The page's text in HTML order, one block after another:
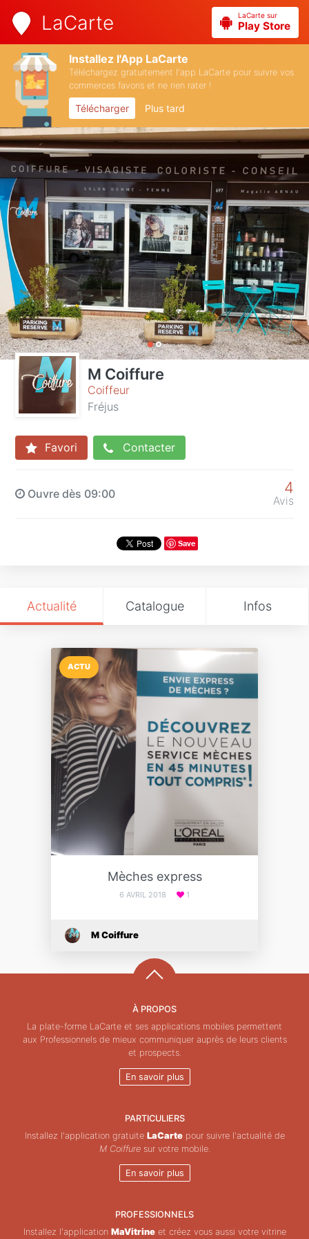
LaCarte LaCarte sur
Play Store
Installez l'App LaCarte
Téléchargez gratuitement l'app LaCarte pour suivre vos
commerces favoris et ne rien rater !
Télécharger Plus tard
M Coiffure
Coiffeur
Fréjus
Favori Contacter
Ouvre dès 09:00 4
Avis
Save
Actualité Catalogue Infos
ACTU
Mèches express
6 AVRIL 2018 1
M Coiffure
À PROPOS
La plate-forme LaCarte et ses applications mobiles permettent
aux Professionnels de mieux communiquer auprès de leurs clients
et prospects.
En savoir plus
PARTICULIERS
Installez l'application gratuite LaCartepour suivre l'actualité de
M Coiffuresur votre mobile.
En savoir plus
PROFESSIONNELS
Installez l'application MaVitrineet créez vous aussi votre vitrine